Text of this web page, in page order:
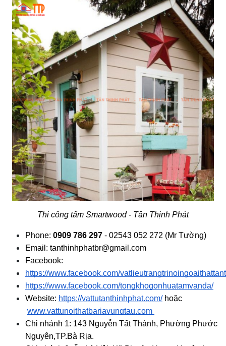
Thi công tấm Smartwood - Tân Thịnh Phát
Phone: 0909 786 297 - 02543 052 272 (Mr Tường)
Email: tanthinhphatbr@gmail.com
Facebook:
https://www.facebook.com/
https://www.facebook.com/tongkhogonhuatamvanda/
Website: https://vattutanthinhphat.com/ hoặc
www.vattunoithatbariavungtau.com
Chi nhánh 1: 143 Nguyễn Tất Thành, Phường Phước
Nguyên,TP.Bà Rịa.